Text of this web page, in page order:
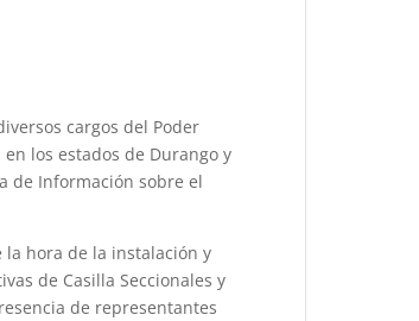
cargos del Poder
en los estados de Durango y
de Información sobre el
hora de la instalación y
de Casilla Seccionales y
de representantes